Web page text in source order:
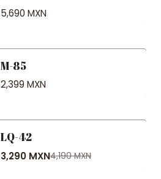
5,690 MXN
M-85
2,399 MXN
-21% OFF
LQ-42
3,290 MXN4,190 MXN